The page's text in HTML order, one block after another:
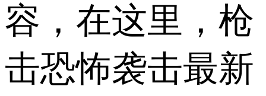
容，在这里，枪
击恐怖袭击最新